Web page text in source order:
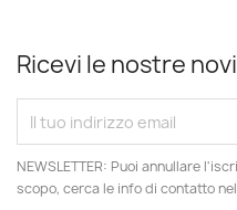
Ricevi le nostre
NEWSLETTER: Puoi annullare
scopo, cerca le info di contatto